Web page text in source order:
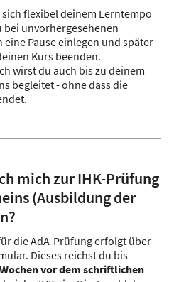
sich flexibel deinem Lerntempo
bei unvorhergesehenen
eine Pause einlegen und später
Kurs beenden.
wirst du auch bis zu deinem
begleitet - ohne dass die
mich zur IHK-Prüfung
(Ausbildung der
die AdA-Prüfung erfolgt über
Dieses reichst du bis
vor dem schriftlichen